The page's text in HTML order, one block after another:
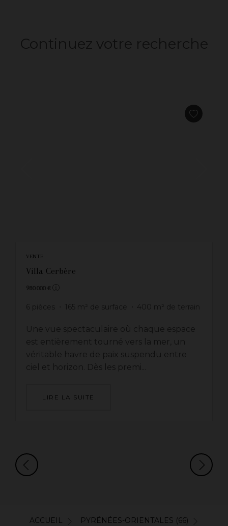
Continuez votre recherche
VENTE
Villa Cerbère
980 000 €
6 pièces 165 m² de surface 400 m² de terrain
Une vue spectaculaire où chaque espace
est entièrement tourné vers la mer, un
véritable havre de paix suspendu entre
ciel et horizon. Dès les premi...
LIRE LA SUITE
ACCUEIL
PYRÉNÉES-ORIENTALES (66)